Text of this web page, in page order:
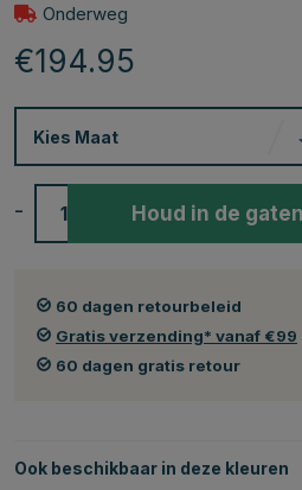
Onderweg
€194.95
Kies Maat
- Houd in de gaten
60 dagen retourbeleid
Gratis verzending* vanaf €99
60 dagen gratis retour
Ook beschikbaar in deze kleuren